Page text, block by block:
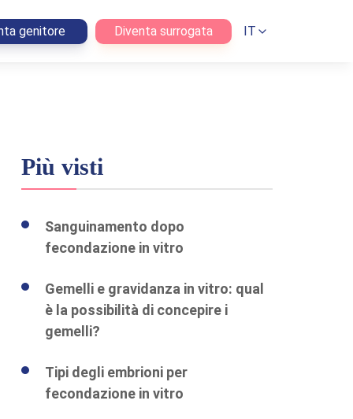
genitore Diventa surrogata IT
Più visti
Sanguinamento dopo
fecondazione in vitro
Gemelli e gravidanza in vitro: qual
è la possibilità di concepire i
gemelli?
Tipi degli embrioni per
fecondazione in vitro